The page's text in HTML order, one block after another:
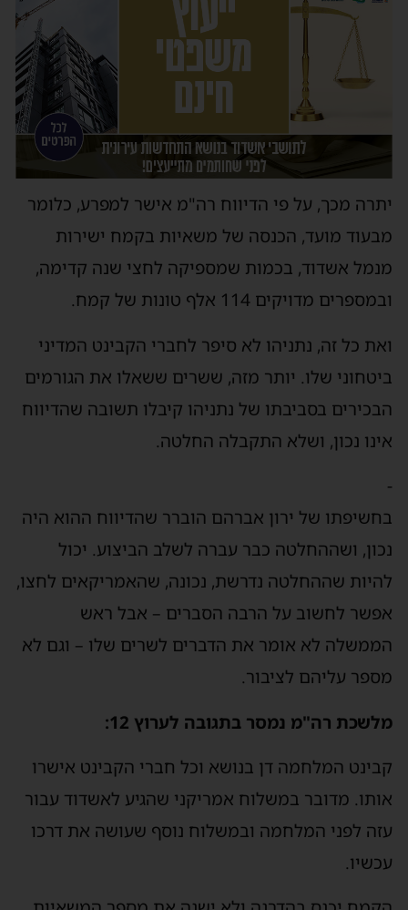
יתרה מכך, על פי הדיווח רה"מ אישר למפרע, כלומר
מבעוד מועד, הכנסה של משאיות בקמח ישירות
מנמל אשדוד, בכמות שמספיקה לחצי שנה קדימה,
ובמספרים מדויקים 114 אלף טונות של קמח.
ואת כל זה, נתניהו לא סיפר לחברי הקבינט המדיני
ביטחוני שלו. יותר מזה, ששרים ששאלו את הגורמים
הבכירים בסביבתו של נתניהו קיבלו תשובה שהדיווח
אינו נכון, ושלא התקבלה החלטה.
-
בחשיפתו של ירון אברהם הוברר שהדיווח ההוא היה
נכון, ושההחלטה כבר עברה לשלב הביצוע. יכול
להיות שההחלטה נדרשת, נכונה, שהאמריקאים לחצו,
אפשר לחשוב על הרבה הסברים – אבל ראש
הממשלה לא אומר את הדברים לשרים שלו – וגם לא
מספר עליהם לציבור.
מלשכת רה"מ נמסר בתגובה לערוץ 12:
קבינט המלחמה דן בנושא וכל חברי הקבינט אישרו
אותו. מדובר במשלוח אמריקני שהגיע לאשדוד עבור
עזה לפני המלחמה ובמשלוח נוסף שעושה את דרכו
עכשיו.